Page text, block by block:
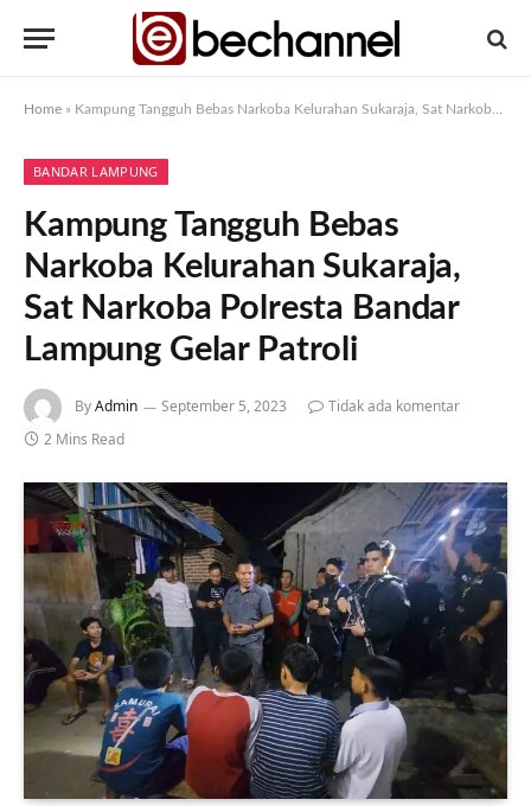
Home » Kampung Tangguh Bebas Narkoba Kelurahan Sukaraja, Sat Narkoba Polresta Bandar Lampung Gelar Patroli
BANDAR LAMPUNG
Kampung Tangguh Bebas
Narkoba Kelurahan Sukaraja,
Sat Narkoba Polresta Bandar
Lampung Gelar Patroli
ByAdmin September 5, 2023
Tidak ada komentar
2 Mins Read